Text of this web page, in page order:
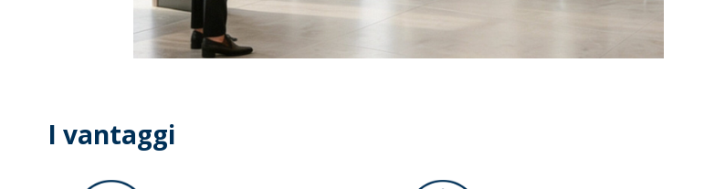
I vantaggi